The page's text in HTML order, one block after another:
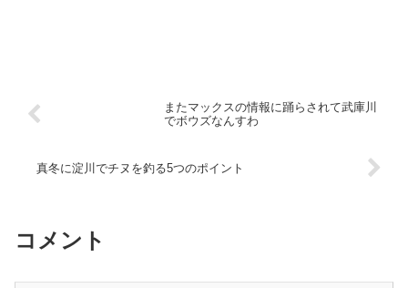
またマックスの情報に踊らされて武庫川
でボウズなんすわ
真冬に淀川でチヌを釣る5つのポイント
コメント